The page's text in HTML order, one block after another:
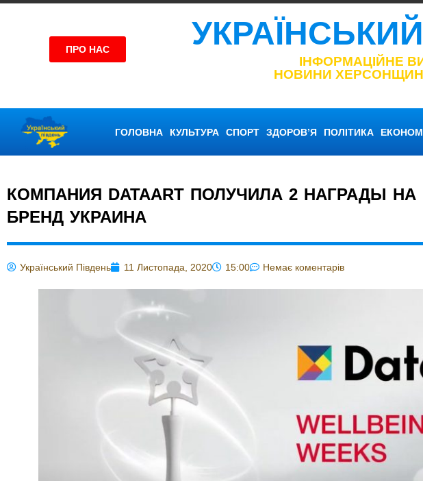
ПРО НАС
ІНФОРМАЦІЙНЕ
НОВИНИ
ГОЛОВНА КУЛЬТУРА СПОРТ ЗДОРОВ’Я ПОЛІТИКА
КОМПАНИЯ DATAART ПОЛУЧИЛА 2 НАГРАДЫ НА
БРЕНД УКРАИНА
Український Південь 11 Листопада, 2020 15:00 Немає коментарів